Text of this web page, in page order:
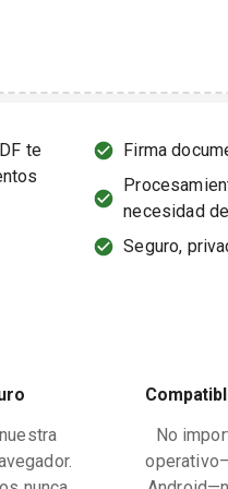
te
Firma
necesidad
Seguro,
No